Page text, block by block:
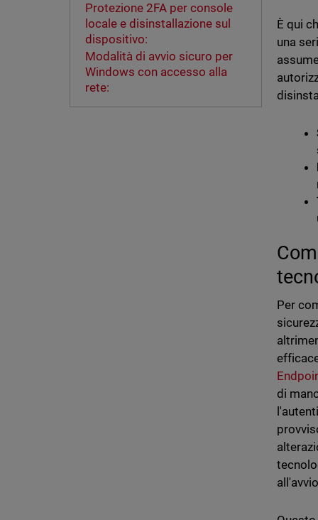
Protezione 2FA per console
locale e disinstallazione sul
dispositivo:
Modalità di avvio sicuro per
Windows con accesso alla
rete:
È qui
una
Per
di